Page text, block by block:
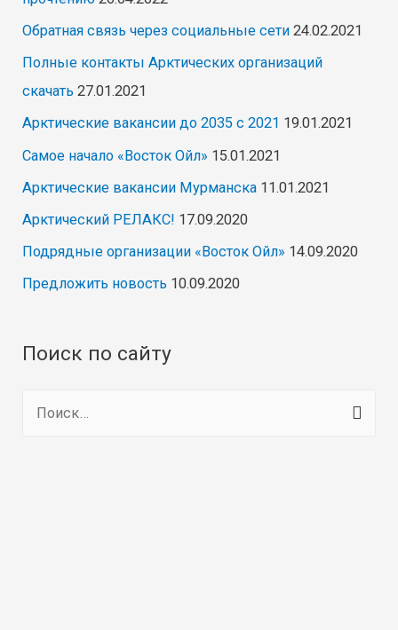
Обратная связь через социальные сети 24.02.2021
Полные контакты Арктических организаций
скачать 27.01.2021
Арктические вакансии до 2035 с 2021 19.01.2021
Самое начало «Восток Ойл» 15.01.2021
Арктические вакансии Мурманска 11.01.2021
Арктический РЕЛАКС! 17.09.2020
Подрядные организации «Восток Ойл» 14.09.2020
Предложить новость 10.09.2020
Поиск по сайту